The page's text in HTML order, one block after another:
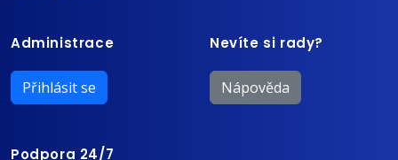
Administrace
Přihlásit se
Nevíte si rady?
Nápověda
Podpora 24/7